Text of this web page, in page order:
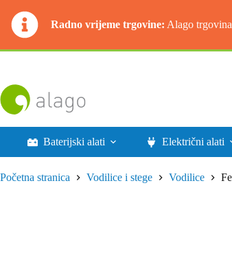
Radno vrijeme trgovine: Alago
Preskoči
Baterijski alati Električni alati
Početna stranica Vodilice i stege Vodilice